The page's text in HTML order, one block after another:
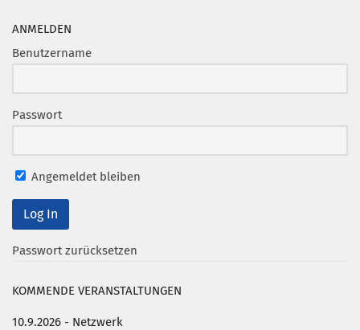
ANMELDEN
Benutzername
Passwort
Angemeldet bleiben
Passwort zurücksetzen
KOMMENDE VERANSTALTUNGEN
10.9.2026 - Netzwerk